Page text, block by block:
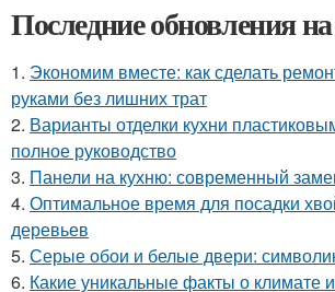
Последние обновления
1. Экономим вместе: как сделать
руками без лишних трат
2. Варианты отделки кухни
полное руководство
3. Панели на кухню: современный
4. Оптимальное время для посадки
деревьев
5. Серые обои и белые двери:
6. Какие уникальные факты о климате